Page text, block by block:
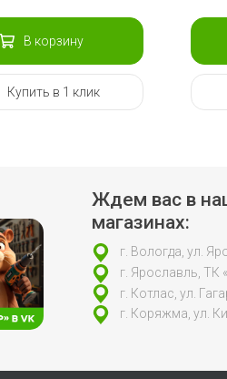
В корзину
Купить в 1 клик
Ждем вас в
магазинах:
г. Вологда, ул.
г. Ярославль, ТК
г. Котлас, ул.
г. Коряжма, ул.